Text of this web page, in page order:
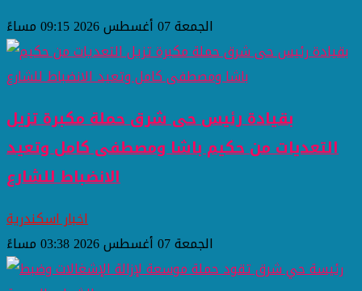
الجمعة 07 أغسطس 2026 09:15 مساءً
بقيادة رئيس حى شرق حملة مكبرة تزيل
التعديات من حكيم باشا ومصطفى كامل وتعيد
الانضباط للشارع
اخبار اسكندرية
الجمعة 07 أغسطس 2026 03:38 مساءً